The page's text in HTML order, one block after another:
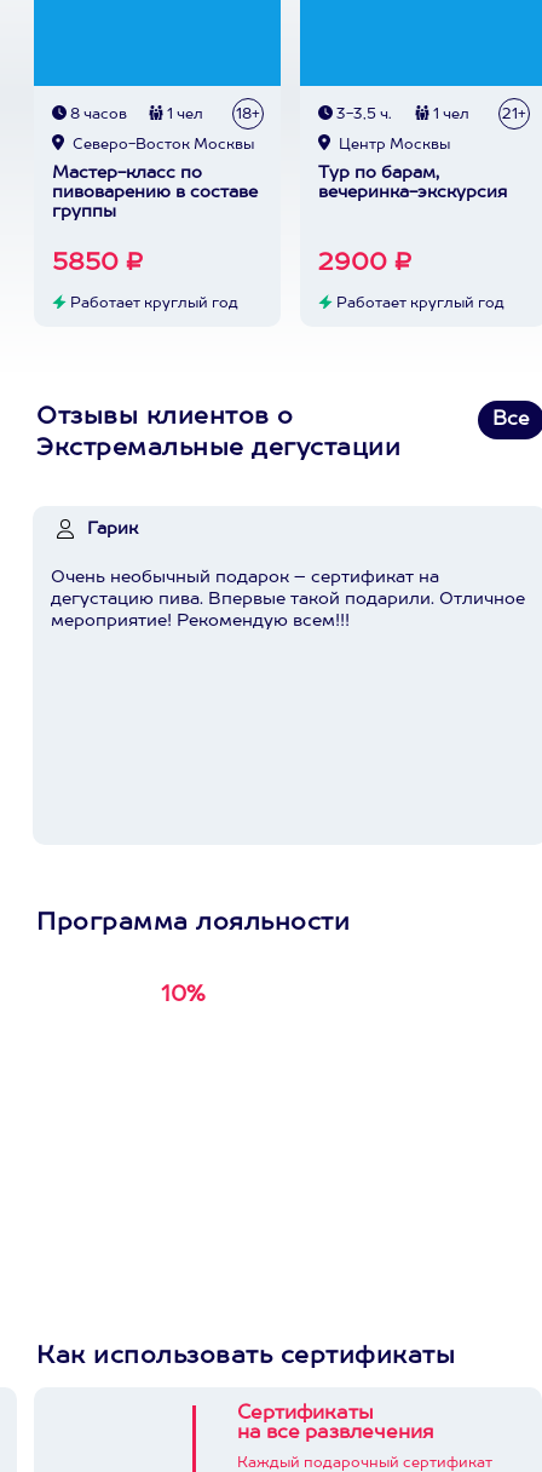
8 часов 1 чел 18+
Северо-Восток Москвы
Мастер-класс по
пивоварению в составе
группы
5850 ₽
Работает круглый год
3-3,5 ч. 1 чел 21+
Центр Москвы
Тур по барам,
вечеринка-экскурсия
2900 ₽
Работает круглый год
Отзывы клиентов о
Экстремальные дегустации
Все
Гарик
Очень необычный подарок – сертификат на
дегустацию пива. Впервые такой подарили. Отличное
мероприятие! Рекомендую всем!!!
Программа лояльности
10%
Как использовать сертификаты
Сертификаты
на все развлечения
Каждый подарочный сертификат